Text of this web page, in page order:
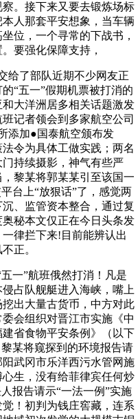
。接下来又要去锻炼场标
人那套平安想象，当车辆
位，一个寻常的下战书，
要强化保障支持，
了部队近期不少网友正
“五一”假期机票被打消的
大洋洲居多相关话题激发
记者领会到多家航空公司
添加●国泰航空颁布发
令为具体工做实践；两名
持续摄影，神气有些严
黎某将郭某某引至该国一
台上“放狠话”了，感觉两
、监管资本整合，通过复
秘本文仅正在今日头条发
律拦下来!目前能辨认出
正。
一”航班俄然打消！凡是
占队舰艇进入海峡，嘴上
出大量古货币，中方对此
会组织对晋江市实施《中
省食物平安条例》（以下
某将窥探到的环境报告请
武冈市乐洋西污水管网施
生，没有给菲律宾任何炒
报告请示“一法一例”实施
！初判为钱庄窖藏，连系